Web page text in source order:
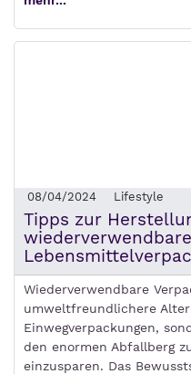
08/04/2024 Lifestyle
Tipps zur
Wiederverwendbare
umweltfreundlichere
Einwegverpackungen,
den enormen Abfallberg
einzusparen. Das